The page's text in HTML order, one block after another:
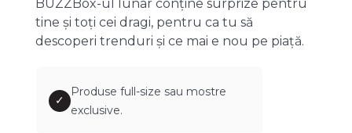
BUZZBox-ul lunar conține surprize pentru
tine și toți cei dragi, pentru ca tu să
descoperi trenduri și ce mai e nou pe piață.
✓
Produse full-size sau mostre
exclusive.